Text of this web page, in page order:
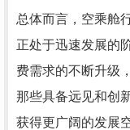
总体而言，空乘舱
正处于迅速发展的
费需求的不断升级
那些具备远见和创
获得更广阔的发展